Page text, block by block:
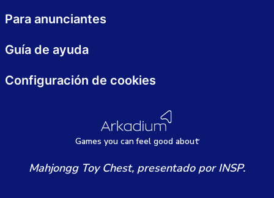
Games you canfeel good about
Para anunciantes
Guía de ayuda
Configuración de cookies
Mahjongg Toy Chest, presentado por INSP.